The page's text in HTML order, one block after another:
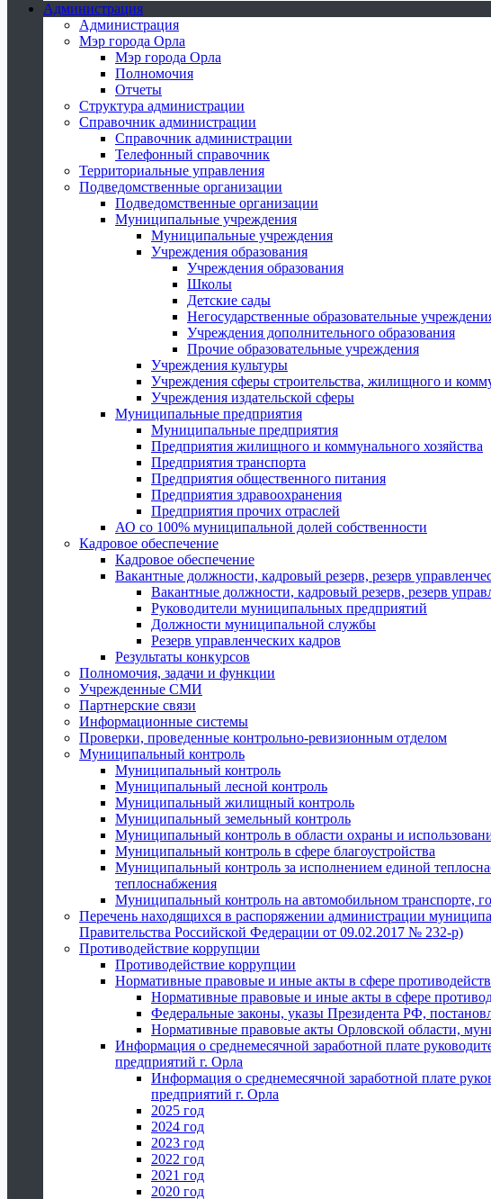
Администрация
Администрация
Мэр города Орла
Мэр города Орла
Полномочия
Отчеты
Структура администрации
Справочник администрации
Справочник администрации
Телефонный справочник
Территориальные управления
Подведомственные организации
Подведомственные организации
Муниципальные учреждения
Муниципальные учреждения
Учреждения образования
Учреждения образования
Школы
Детские сады
Негосударственные образовательные
Учреждения дополнительного образования
Прочие образовательные учреждения
Учреждения культуры
Учреждения сферы строительства, жилищного и
Учреждения издательской сферы
Муниципальные предприятия
Муниципальные предприятия
Предприятия жилищного и коммунального хозяйства
Предприятия транспорта
Предприятия общественного питания
Предприятия здравоохранения
Предприятия прочих отраслей
АО со 100% муниципальной долей собственности
Кадровое обеспечение
Кадровое обеспечение
Вакантные должности, кадровый резерв, резерв
Вакантные должности, кадровый резерв, резерв
Руководители муниципальных предприятий
Должности муниципальной службы
Резерв управленческих кадров
Результаты конкурсов
Полномочия, задачи и функции
Учрежденные СМИ
Партнерские связи
Информационные системы
Проверки, проведенные контрольно-ревизионным отделом
Муниципальный контроль
Муниципальный контроль
Муниципальный лесной контроль
Муниципальный жилищный контроль
Муниципальный земельный контроль
Муниципальный контроль в области охраны и
Муниципальный контроль в сфере благоустройства
Муниципальный контроль за исполнением единой
теплоснабжения
Муниципальный контроль на автомобильном транспорте,
Перечень находящихся в распоряжении администрации
Правительства Российской Федерации от 09.02.2017 № 232-р)
Противодействие коррупции
Противодействие коррупции
Нормативные правовые и иные акты в сфере
Нормативные правовые и иные акты в сфере
Федеральные законы, указы Президента РФ,
Нормативные правовые акты Орловской области,
Информация о среднемесячной заработной плате
предприятий г. Орла
Информация о среднемесячной заработной плате
предприятий г. Орла
2025 год
2024 год
2023 год
2022 год
2021 год
2020 год